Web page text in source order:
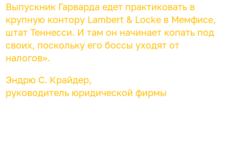
Выпускник Гарварда едет практиковать в
крупную контору Lambert & Locke в Мемфисе,
штат Теннесси. И там он начинает копать под
своих, поскольку его боссы уходят от
налогов».
Эндрю С. Крайдер,
руководитель юридической фирмы